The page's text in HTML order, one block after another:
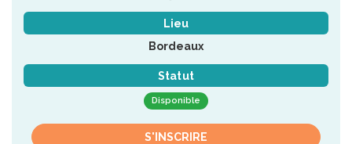
Lieu
Bordeaux
Statut
Disponible
S'INSCRIRE